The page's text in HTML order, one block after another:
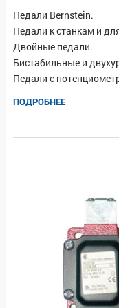
Педали Bernstein.
Педали к станкам и
Двойные педали.
Бистабильные и
Педали с
ПОДРОБНЕЕ